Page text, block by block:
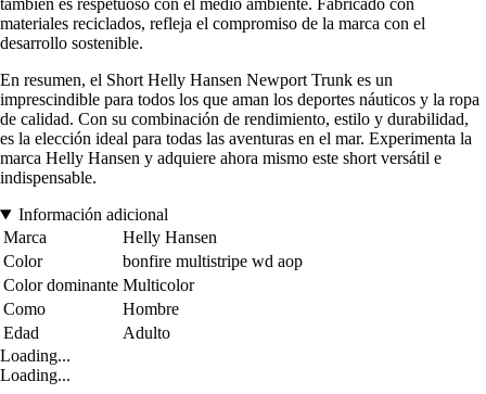
también es respetuoso con el medio ambiente. Fabricado con
materiales reciclados, refleja el compromiso de la marca con el
desarrollo sostenible.
En resumen, el Short Helly Hansen Newport Trunk es un
imprescindible para todos los que aman los deportes náuticos y la ropa
de calidad. Con su combinación de rendimiento, estilo y durabilidad,
es la elección ideal para todas las aventuras en el mar. Experimenta la
marca Helly Hansen y adquiere ahora mismo este short versátil e
indispensable.
Información adicional
Marca
Helly Hansen
Color
bonfire multistripe wd aop
Color dominante Multicolor
Como
Hombre
Edad
Adulto
Loading...
Loading...